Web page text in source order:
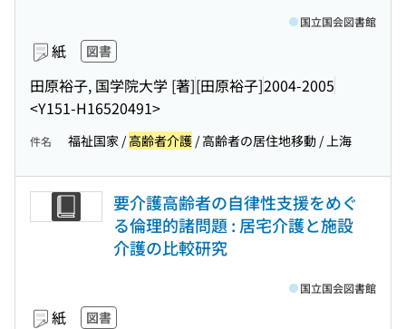
紙 図書
田原裕子, 国学院大学 [著][田原裕子]2004-2005
<Y151-H16520491>
国立国会図書館
件名 福祉国家 /高齢者介護 / 高齢者の居住地移動 / 上海
要介護高齢者の自律性支援をめぐ
る倫理的諸問題 : 居宅介護と施設
介護の比較研究
紙 図書
国立国会図書館